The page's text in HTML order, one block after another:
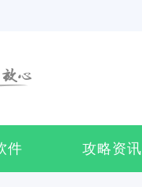
件 攻略资讯